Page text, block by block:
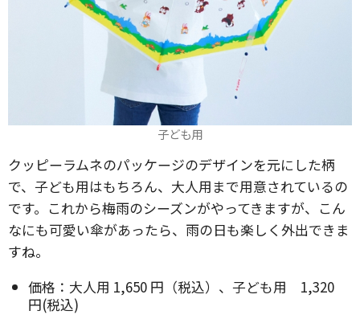
子ども用
クッピーラムネのパッケージのデザインを元にした柄
で、子ども用はもちろん、大人用まで用意されているの
です。これから梅雨のシーズンがやってきますが、こん
なにも可愛い傘があったら、雨の日も楽しく外出できま
すね。
価格：大人用 1,650 円（税込）、子ども用 1,320
円(税込)